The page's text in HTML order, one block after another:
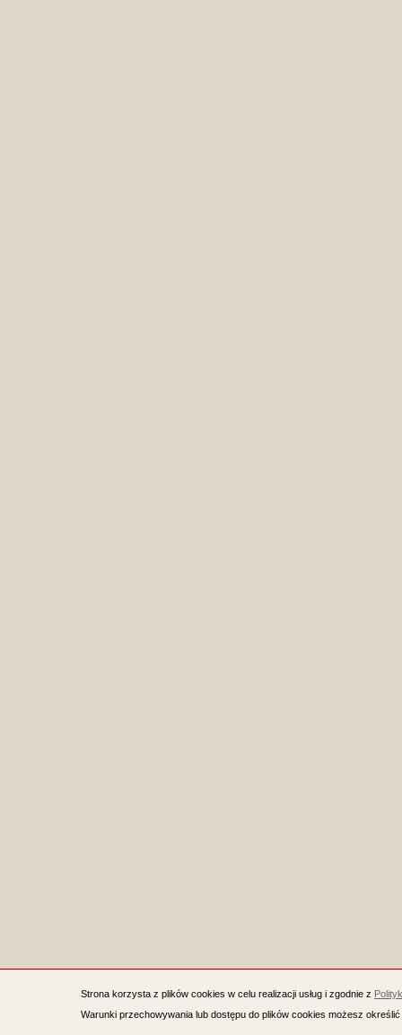
Strona korzysta z plików cookies w celu realizacji usług i zgodnie z
Warunki przechowywania lub dostępu do plików cookies możesz